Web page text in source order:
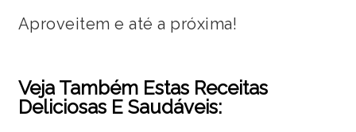
Aproveitem e até a próxima!
Veja Também Estas Receitas
Deliciosas E Saudáveis: